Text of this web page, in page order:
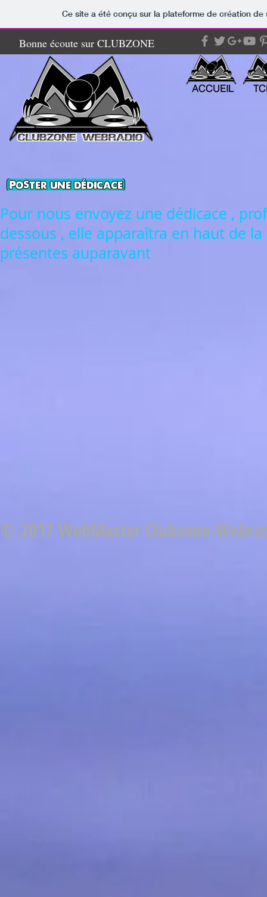
Ce site a été conçu sur la plateforme de création
ACCUEIL
Bonne écoute sur CLUBZONE
Pour nous envoyez une dédicace ,
dessous , elle apparaîtra en haut de
présentes auparavant
© 2017 WebMaster Clubzone-